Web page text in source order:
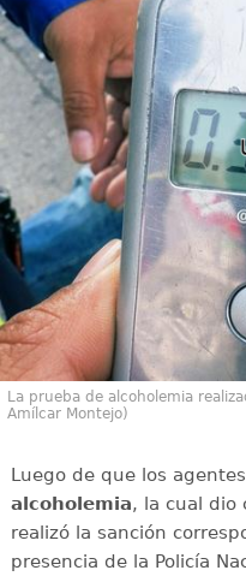
La prueba de alcoholemia
Amílcar Montejo)
Luego de que los
alcoholemia, la cual dio
realizó la sanción
presencia de la Policía